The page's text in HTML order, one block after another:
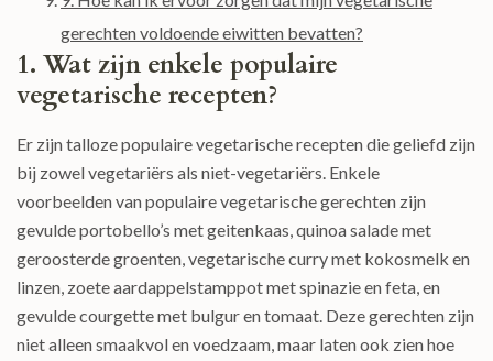
gerechten voldoende eiwitten bevatten?
1. Wat zijn enkele populaire
vegetarische recepten?
Er zijn talloze populaire vegetarische recepten die geliefd zijn
bij zowel vegetariërs als niet-vegetariërs. Enkele
voorbeelden van populaire vegetarische gerechten zijn
gevulde portobello’s met geitenkaas, quinoa salade met
geroosterde groenten, vegetarische curry met kokosmelk en
linzen, zoete aardappelstamppot met spinazie en feta, en
gevulde courgette met bulgur en tomaat. Deze gerechten zijn
niet alleen smaakvol en voedzaam, maar laten ook zien hoe